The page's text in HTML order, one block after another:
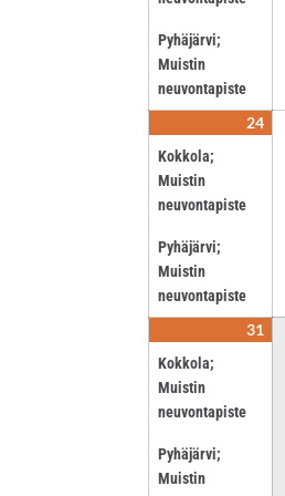
Pyhäjärvi;
Muistin
neuvontapiste
24
Kokkola;
Muistin
neuvontapiste
Pyhäjärvi;
Muistin
neuvontapiste
31
Kokkola;
Muistin
neuvontapiste
Pyhäjärvi;
Muistin